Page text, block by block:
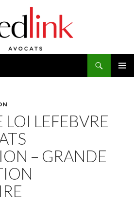
LOI LEFEBVRE
– GRANDE